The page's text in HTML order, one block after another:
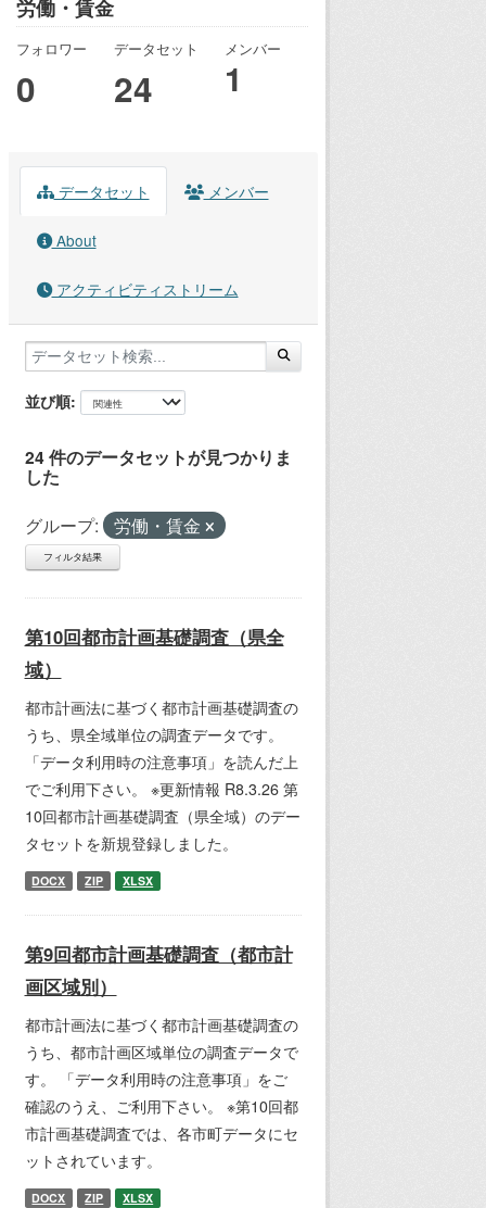
労働・賃金
フォロワー
0
データセット
24
メンバー
1
データセット メンバー
About
アクティビティストリーム
並び順
24 件のデータセットが見つかりま
した
グループ: 労働・賃金
フィルタ結果
第10回都市計画基礎調査（県全
域）
都市計画法に基づく都市計画基礎調査の
うち、県全域単位の調査データです。
「データ利用時の注意事項」を読んだ上
でご利用下さい。 ※更新情報 R8.3.26 第
10回都市計画基礎調査（県全域）のデー
タセットを新規登録しました。
DOCX ZIP XLSX
第9回都市計画基礎調査（都市計
画区域別）
都市計画法に基づく都市計画基礎調査の
うち、都市計画区域単位の調査データで
す。 「データ利用時の注意事項」をご
確認のうえ、ご利用下さい。 ※第10回都
市計画基礎調査では、各市町データにセ
ットされています。
DOCX ZIP XLSX